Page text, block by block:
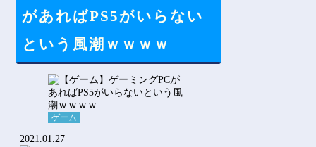
Powered by livedoor 相互RSS
があればPS5がいらない
という風潮ｗｗｗｗ
ゲーム
2021.01.27